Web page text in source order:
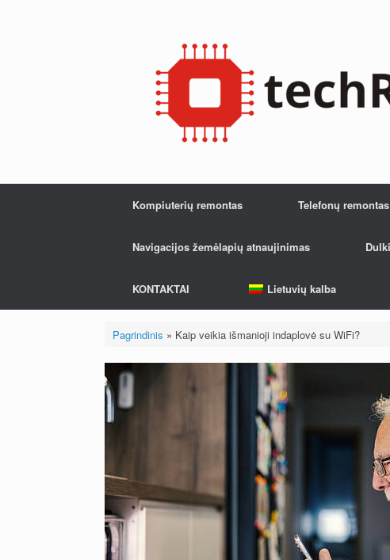
Kompiuterių remontas Telefonų remontas
Navigacijos žemėlapių atnaujinimas
KONTAKTAI Lietuvių kalba
Pagrindinis » Kaip veikia išmanioji indaplovė su WiFi?